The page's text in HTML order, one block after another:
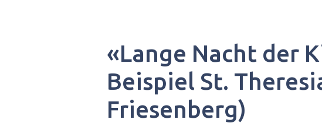
«Lange Nacht der
Beispiel St.
Friesenberg)